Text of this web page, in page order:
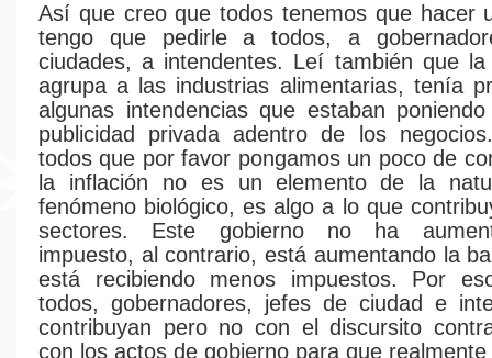
Así que creo que todos tenemos que hacer
tengo que pedirle a todos, a
ciudades, a intendentes. Leí también que la
agrupa a las industrias alimentarias, tenía
algunas intendencias que estaban
publicidad privada adentro de los
todos que por favor pongamos un poco de
la inflación no es un elemento de la
fenómeno biológico, es algo a lo que
sectores. Este gobierno no ha
impuesto, al contrario, está aumentando la
está recibiendo menos impuestos. Por
todos, gobernadores, jefes de ciudad e
contribuyan pero no con el discursito
con los actos de gobierno para que